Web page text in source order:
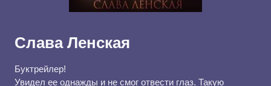
Слава Ленская
Буктрейлер!
Увидел ее однажды и не смог отвести глаз. Такую